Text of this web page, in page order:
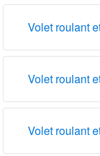
Volet roulant
Volet roulant
Volet roulant